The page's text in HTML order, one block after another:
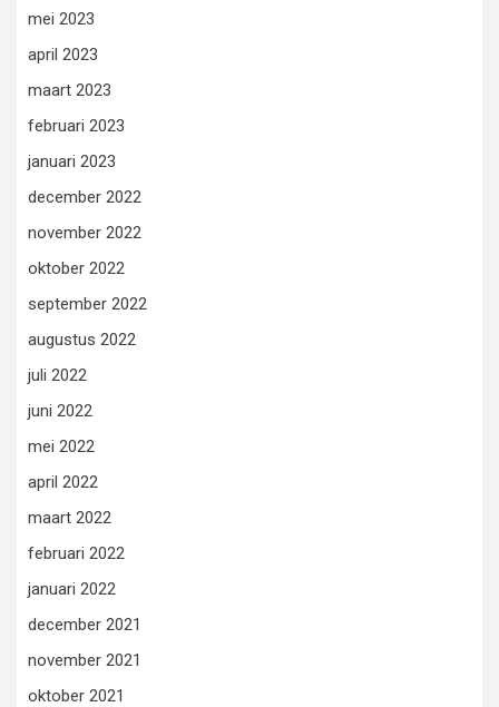
mei 2023
april 2023
maart 2023
februari 2023
januari 2023
december 2022
november 2022
oktober 2022
september 2022
augustus 2022
juli 2022
juni 2022
mei 2022
april 2022
maart 2022
februari 2022
januari 2022
december 2021
november 2021
oktober 2021